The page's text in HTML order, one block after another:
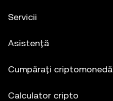
Servicii
Asistență
Cumpărați criptomonedă
Calculator cripto